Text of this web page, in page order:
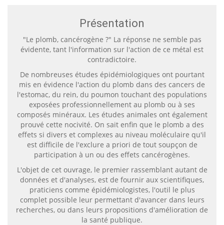
Présentation
"Le plomb, cancérogène ?" La réponse ne semble pas
évidente, tant l'information sur l'action de ce métal est
contradictoire.
De nombreuses études épidémiologiques ont pourtant
mis en évidence l'action du plomb dans des cancers de
l'estomac, du rein, du poumon touchant des populations
exposées professionnellement au plomb ou à ses
composés minéraux. Les études animales ont également
prouvé cette nocivité. On sait enfin que le plomb a des
effets si divers et complexes au niveau moléculaire qu'il
est difficile de l'exclure a priori de tout soupçon de
participation à un ou des effets cancérogènes.
L'objet de cet ouvrage, le premier rassemblant autant de
données et d'analyses, est de fournir aux scientifiques,
praticiens comme épidémiologistes, l'outil le plus
complet possible leur permettant d'avancer dans leurs
recherches, ou dans leurs propositions d'amélioration de
la santé publique.